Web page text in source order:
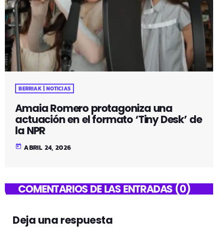
BERRIAK | NOTICIAS
Amaia Romero protagoniza una
actuación en el formato ‘Tiny Desk’ de
la NPR
today ABRIL 24, 2026
COMENTARIOS DE LAS ENTRADAS (0)
Deja una respuesta